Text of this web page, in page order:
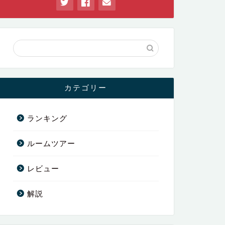
カテゴリー
ランキング
ルームツアー
レビュー
解説